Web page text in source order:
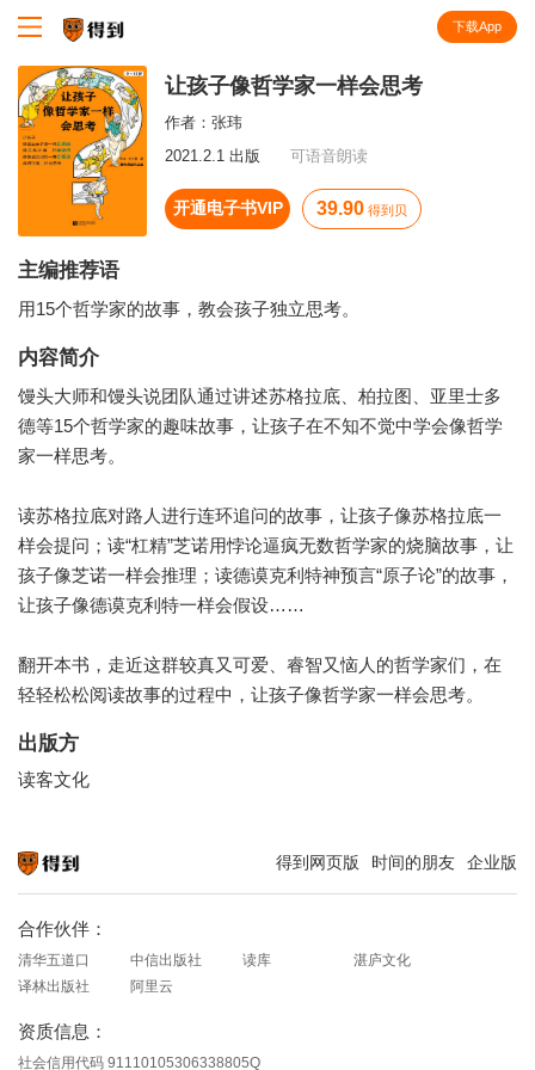
下载App
让孩子像哲学家一样会思考
作者： 张玮
2021.2.1 出版
可语音朗读
开通电子书VIP 39.90 得到贝
主编推荐语
用15个哲学家的故事，教会孩子独立思考。
内容简介
馒头大师和馒头说团队通过讲述苏格拉底、柏拉图、亚里士多
德等15个哲学家的趣味故事，让孩子在不知不觉中学会像哲学
家一样思考。
读苏格拉底对路人进行连环追问的故事，让孩子像苏格拉底一
样会提问；读“杠精”芝诺用悖论逼疯无数哲学家的烧脑故事，让
孩子像芝诺一样会推理；读德谟克利特神预言“原子论”的故事，
让孩子像德谟克利特一样会假设……
翻开本书，走近这群较真又可爱、睿智又恼人的哲学家们，在
轻轻松松阅读故事的过程中，让孩子像哲学家一样会思考。
出版方
读客文化
得到网页版 时间的朋友 企业版
合作伙伴：
清华五道口 中信出版社 读库
湛庐文化
译林出版社
阿里云
资质信息：
社会信用代码 91110105306338805Q